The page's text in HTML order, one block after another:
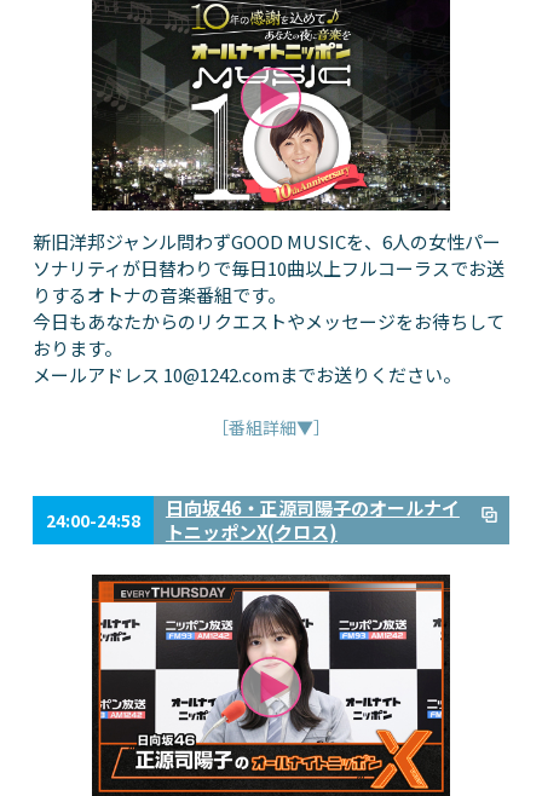
新旧洋邦ジャンル問わずGOOD MUSICを、6人の女性パー
ソナリティが日替わりで毎日10曲以上フルコーラスでお送
りするオトナの音楽番組です。
今日もあなたからのリクエストやメッセージをお待ちして
おります。
メールアドレス 10@1242.comまでお送りください。
［番組詳細▼］
24:00-24:58
日向坂46・正源司陽子のオールナイ
トニッポンX(クロス)